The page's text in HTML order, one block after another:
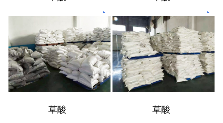
草酸 草酸